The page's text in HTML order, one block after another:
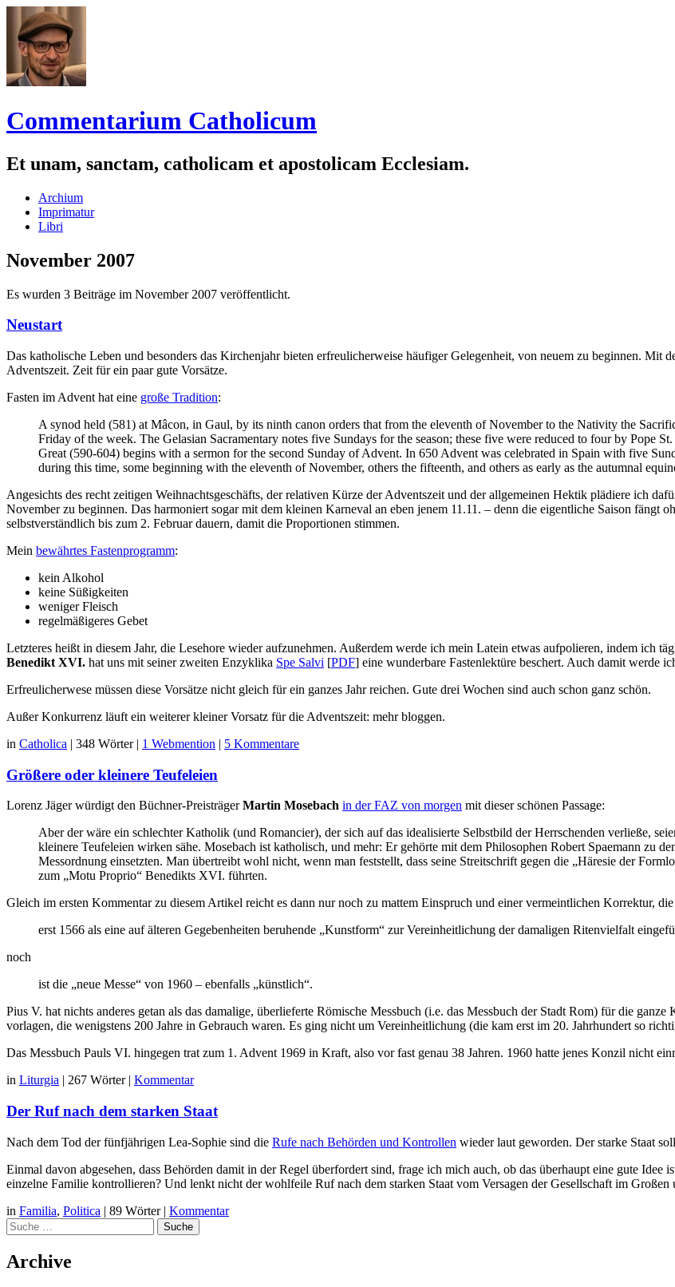
Commentarium Catholicum
Et unam, sanctam, catholicam et apostolicam Ecclesiam.
Zum
Inhalt
springen
Archium
Imprimatur
Libri
November 2007
Es wurden 3 Beiträge im November 2007 veröffentlicht.
Neustart
Das katholische Leben und besonders das Kirchenjahr bieten erfreulicherweise häufiger Gelegenheit, von neuem zu beginnen. Mit
Adventszeit. Zeit für ein paar gute Vorsätze.
Fasten im Advent hat eine große Tradition:
A synod held (581) at Mâcon, in Gaul, by its ninth canon orders that from the eleventh of November to the Nativity the
Friday of the week. The Gelasian Sacramentary notes five Sundays for the season; these five were reduced to four by Pope
Great (590-604) begins with a sermon for the second Sunday of Advent. In 650 Advent was celebrated in Spain with five
during this time, some beginning with the eleventh of November, others the fifteenth, and others as early as the autumnal
Angesichts des recht zeitigen Weihnachtsgeschäfts, der relativen Kürze der Adventszeit und der allgemeinen Hektik plädiere ich
November zu beginnen. Das harmoniert sogar mit dem kleinen Karneval an eben jenem 11.11. – denn die eigentliche Saison fängt
selbstverständlich bis zum 2. Februar dauern, damit die Proportionen stimmen.
Mein bewährtes Fastenprogramm:
kein Alkohol
keine Süßigkeiten
weniger Fleisch
regelmäßigeres Gebet
Letzteres heißt in diesem Jahr, die Lesehore wieder aufzunehmen. Außerdem werde ich mein Latein etwas aufpolieren, indem ich
Benedikt XVI. hat uns mit seiner zweiten Enzyklika Spe Salvi [PDF] eine wunderbare Fastenlektüre beschert. Auch damit werde
Erfreulicherwese müssen diese Vorsätze nicht gleich für ein ganzes Jahr reichen. Gute drei Wochen sind auch schon ganz schön.
Außer Konkurrenz läuft ein weiterer kleiner Vorsatz für die Adventszeit: mehr bloggen.
in Catholica | 348 Wörter | 1 Webmention | 5 Kommentare
Größere oder kleinere Teufeleien
Lorenz Jäger würdigt den Büchner-PreisträgerMartin Mosebach in der FAZ von morgen mit dieser schönen Passage:
Aber der wäre ein schlechter Katholik (und Romancier), der sich auf das idealisierte Selbstbild der Herrschenden verließe,
kleinere Teufeleien wirken sähe. Mosebach ist katholisch, und mehr: Er gehörte mit dem Philosophen Robert Spaemann zu
Messordnung einsetzten. Man übertreibt wohl nicht, wenn man feststellt, dass seine Streitschrift gegen die „Häresie der
zum „Motu Proprio“ Benedikts XVI. führten.
Gleich im ersten Kommentar zu diesem Artikel reicht es dann nur noch zu mattem Einspruch und einer vermeintlichen Korrektur,
erst 1566 als eine auf älteren Gegebenheiten beruhende „Kunstform“ zur Vereinheitlichung der damaligen Ritenvielfalt
noch
ist die „neue Messe“ von 1960 – ebenfalls „künstlich“.
Pius V. hat nichts anderes getan als das damalige, überlieferte Römische Messbuch (i.e. das Messbuch der Stadt Rom) für die
vorlagen, die wenigstens 200 Jahre in Gebrauch waren. Es ging nicht um Vereinheitlichung (die kam erst im 20. Jahrhundert so
Das Messbuch Pauls VI. hingegen trat zum 1. Advent 1969 in Kraft, also vor fast genau 38 Jahren. 1960 hatte jenes Konzil nicht
in Liturgia 267 Wörter Kommentar
Der Ruf nach dem starken Staat
Nach dem Tod der fünfjährigen Lea-Sophie sind die Rufe nach Behörden und Kontrollen wieder laut geworden. Der starke Staat
Einmal davon abgesehen, dass Behörden damit in der Regel überfordert sind, frage ich mich auch, ob das überhaupt eine gute
einzelne Familie kontrollieren? Und lenkt nicht der wohlfeile Ruf nach dem starken Staat vom Versagen der Gesellschaft im
in Familia, Politica | 89 Wörter | Kommentar
Suche
Archive